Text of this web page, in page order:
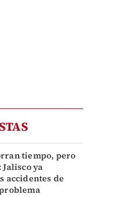
tiempo, pero
ya
accidentes de